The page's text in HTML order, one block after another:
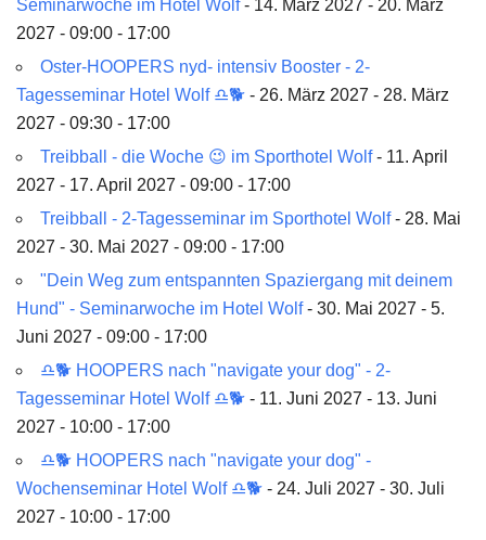
Seminarwoche im Hotel Wolf- 14. März 2027 - 20. März
2027 - 09:00 - 17:00
Oster-HOOPERS nyd- intensiv Booster - 2-
Tagesseminar Hotel Wolf ♎🐕 - 26. März 2027 - 28. März
2027 - 09:30 - 17:00
Treibball - die Woche 😉 im Sporthotel Wolf- 11. April
2027 - 17. April 2027 - 09:00 - 17:00
Treibball - 2-Tagesseminar im Sporthotel Wolf- 28. Mai
2027 - 30. Mai 2027 - 09:00 - 17:00
"Dein Weg zum entspannten Spaziergang mit deinem
Hund" - Seminarwoche im Hotel Wolf- 30. Mai 2027 - 5.
Juni 2027 - 09:00 - 17:00
♎🐕 HOOPERS nach "navigate your dog" - 2-
Tagesseminar Hotel Wolf ♎🐕 - 11. Juni 2027 - 13. Juni
2027 - 10:00 - 17:00
♎🐕 HOOPERS nach "navigate your dog" -
Wochenseminar Hotel Wolf ♎🐕 - 24. Juli 2027 - 30. Juli
2027 - 10:00 - 17:00